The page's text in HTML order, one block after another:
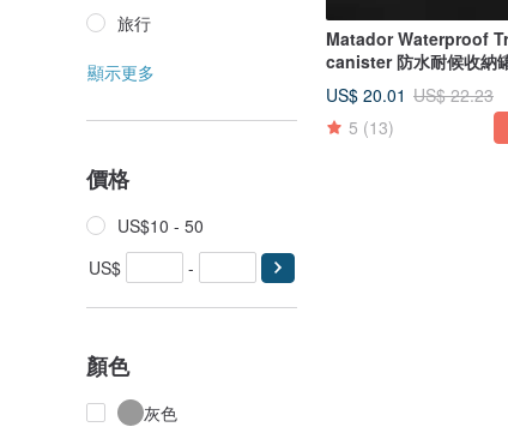
旅行
顯示更多
價格
US$10 - 50
US$
-
顏色
灰色
Matador Waterproof
canister 防水耐候收納
40ml
US$ 20.01 US$ 22.23
5 (13)